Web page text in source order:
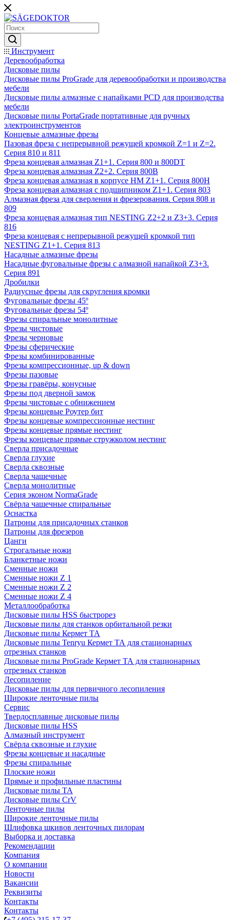
Инструмент
Деревообработка
Дисковые пилы
Дисковые пилы ProGrade для деревообработки и производства
мебели
Дисковые пилы алмазные с напайками PCD для производства
мебели
Дисковые пилы PortaGrade портативные для ручных
электроинструментов
Концевые алмазные фрезы
Пазовая фреза с непрерывной режущей кромкой Z=1 и Z=2.
Серия 810 и 811
Фреза концевая алмазная Z1+1. Серия 800 и 800DT
Фреза концевая алмазная Z2+2. Серия 800B
Фреза концевая алмазная в корпусе НМ Z1+1. Серия 800H
Фреза концевая алмазная с подшипником Z1+1. Серия 803
Алмазная фреза для сверления и фрезерования. Серия 808 и
809
Фреза концевая алмазная тип NESTING Z2+2 и Z3+3. Серия
816
Фреза концевая с непрерывной режущей кромкой тип
NESTING Z1+1. Серия 813
Насадные алмазные фрезы
Насадные фуговальные фрезы с алмазной напайкой Z3+3.
Серия 891
Дробилки
Радиусные фрезы для скругления кромки
Фуговальные фрезы 45º
Фуговальные фрезы 54º
Фрезы спиральные монолитные
Фрезы чистовые
Фрезы черновые
Фрезы сферические
Фрезы комбинированные
Фрезы компрессионные, up & down
Фрезы пазовые
Фрезы гравёры, конусные
Фрезы под дверной замок
Фрезы чистовые с обнижением
Фрезы концевые Роутер бит
Фрезы концевые компрессионные нестинг
Фрезы концевые прямые нестинг
Фрезы концевые прямые стружколом нестинг
Сверла присадочные
Сверла глухие
Сверла сквозные
Сверла чашечные
Сверла монолитные
Серия эконом NormaGrade
Свёрла чашечные спиральные
Оснастка
Патроны для присадочных станков
Патроны для фрезеров
Цанги
Строгальные ножи
Бланкетные ножи
Сменные ножи
Сменные ножи Z 1
Сменные ножи Z 2
Сменные ножи Z 4
Металлообработка
Дисковые пилы HSS быстрорез
Дисковые пилы для станков орбитальной резки
Дисковые пилы Кермет ТА
Дисковые пилы Tenryu Кермет ТА для стационарных
отрезных станков
Дисковые пилы ProGrade Кермет ТА для стационарных
отрезных станков
Лесопиление
Дисковые пилы для первичного лесопиления
Широкие ленточные пилы
Сервис
Твердосплавные дисковые пилы
Дисковые пилы HSS
Алмазный инструмент
Свёрла сквозные и глухие
Фрезы концевые и насадные
Фрезы спиральные
Плоские ножи
Прямые и профильные пластины
Дисковые пилы TA
Дисковые пилы CrV
Ленточные пилы
Широкие ленточные пилы
Шлифовка шкивов ленточных пилорам
Выборка и доставка
Рекомендации
Компания
О компании
Новости
Вакансии
Реквизиты
Контакты
Контакты